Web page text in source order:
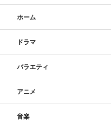
ホーム
ドラマ
バラエティ
アニメ
音楽